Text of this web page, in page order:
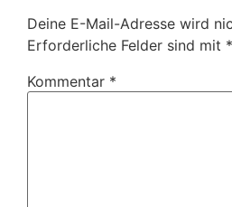
Deine E-Mail-Adresse wird
Erforderliche Felder sind mit *
Kommentar *